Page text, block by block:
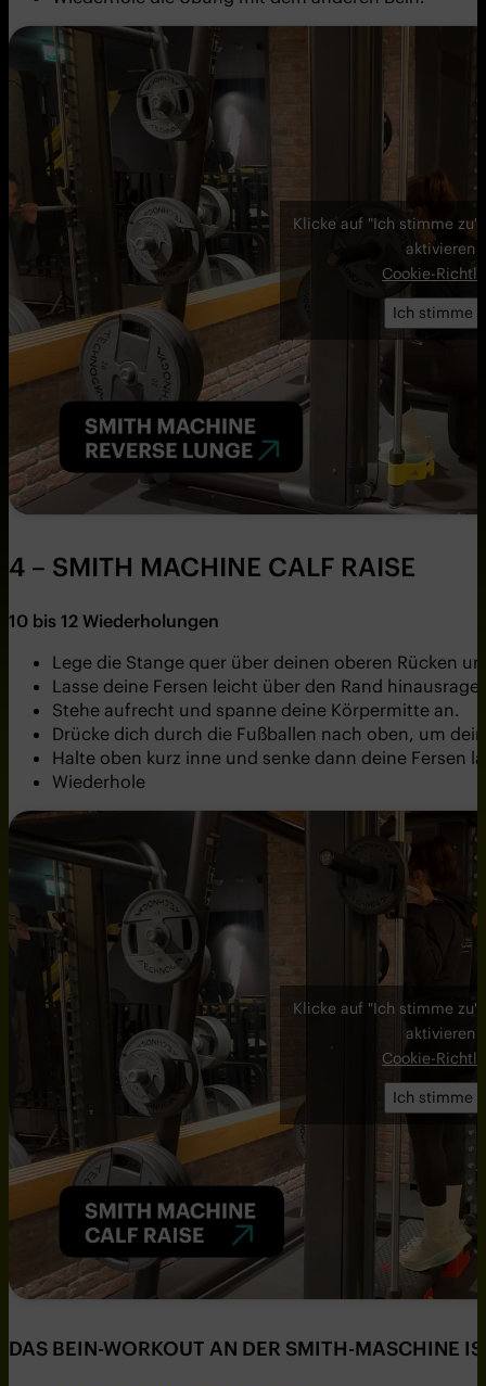
Klicke auf "Ich stimme
aktivieren
Cookie-
Ich stimme
4 – SMITH MACHINE CALF RAISE
10 bis 12 Wiederholungen
Lege die Stange quer über deinen oberen Rücken
Lasse deine Fersen leicht über den Rand
Stehe aufrecht und spanne deine Körpermitte an.
Drücke dich durch die Fußballen nach oben, um
Halte oben kurz inne und senke dann deine Fersen
Wiederhole
Klicke auf "Ich stimme
aktivieren
Cookie-
Ich stimme
DAS BEIN-WORKOUT AN DER SMITH-MASCHINE